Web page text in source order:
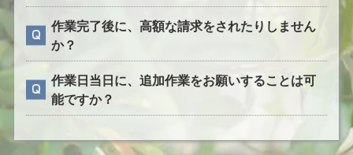
作業完了後に、高額な請求をされたりしません
か？
作業日当日に、追加作業をお願いすることは可
能ですか？